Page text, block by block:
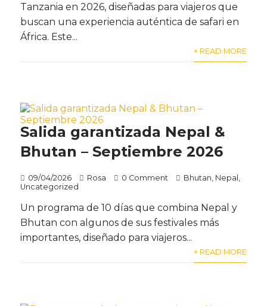
Tanzania en 2026, diseñadas para viajeros que
buscan una experiencia auténtica de safari en
África. Este...
+ READ MORE
Salida garantizada Nepal &
Bhutan – Septiembre 2026
09/04/2026 Rosa 0 Comment Bhutan Nepal
Uncategorized
Un programa de 10 días que combina Nepal y
Bhutan con algunos de sus festivales más
importantes, diseñado para viajeros...
+ READ MORE